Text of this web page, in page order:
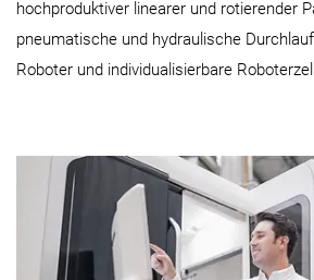
hochproduktiver linearer und rotierender
pneumatische und hydraulische
Roboter und individualisierbare